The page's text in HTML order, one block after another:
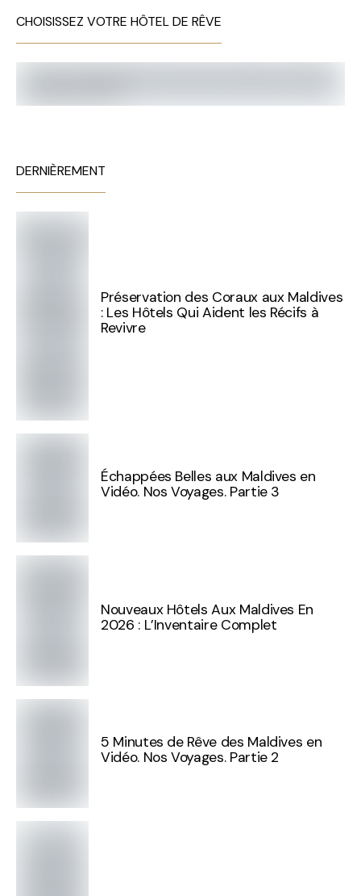
CHOISISSEZ VOTRE HÔTEL DE RÊVE
DERNIÈREMENT
Préservation des Coraux aux Maldives
: Les Hôtels Qui Aident les Récifs à
Revivre
Échappées Belles aux Maldives en
Vidéo. Nos Voyages. Partie 3
Nouveaux Hôtels Aux Maldives En
2026 : L’Inventaire Complet
5 Minutes de Rêve des Maldives en
Vidéo. Nos Voyages. Partie 2